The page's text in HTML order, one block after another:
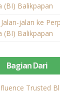
(BI) Balikpapan
Jalan-jalan ke
(BI) Balikpapan
Bagian Dari